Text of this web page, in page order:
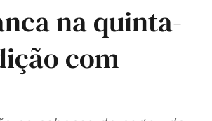
na quinta-
com